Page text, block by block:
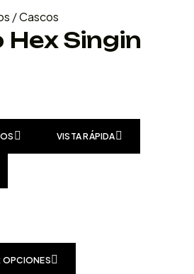
/Cascos
Hex Singin
VISTA RÁPIDA
OPCIONES